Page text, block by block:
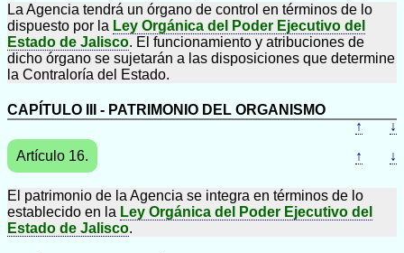
La Agencia tendrá un órgano de control en términos de lo
dispuesto por la Ley Orgánica del Poder Ejecutivo del
Estado de Jalisco. El funcionamiento y atribuciones de
dicho órgano se sujetarán a las disposiciones que determine
la Contraloría del Estado.
CAPÍTULO III - PATRIMONIO DEL ORGANISMO
↑
↓
Artículo 16.
↑ ↓
El patrimonio de la Agencia se integra en términos de lo
establecido en la Ley Orgánica del Poder Ejecutivo del
Estado de Jalisco.